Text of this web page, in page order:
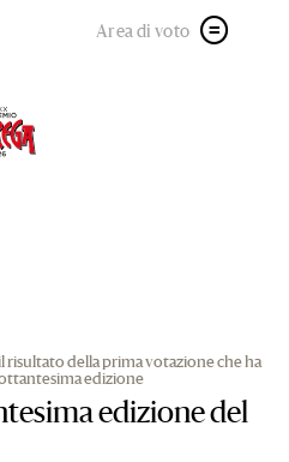
Area di voto
della prima votazione che ha
edizione
edizione del